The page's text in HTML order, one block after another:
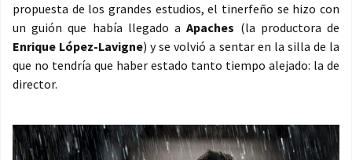
propuesta de los grandes estudios, el tinerfeño se hizo con
un guión que había llegado aApaches (la productora de
Enrique López-Lavigne) y se volvió a sentar en la silla de la
que no tendría que haber estado tanto tiempo alejado: la de
director.